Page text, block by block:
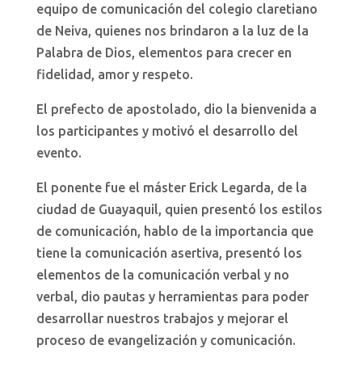
equipo de comunicación del colegio claretiano
de Neiva, quienes nos brindaron a la luz de la
Palabra de Dios, elementos para crecer en
fidelidad, amor y respeto.
El prefecto de apostolado, dio la bienvenida a
los participantes y motivó el desarrollo del
evento.
El ponente fue el máster Erick Legarda, de la
ciudad de Guayaquil, quien presentó los estilos
de comunicación, hablo de la importancia que
tiene la comunicación asertiva, presentó los
elementos de la comunicación verbal y no
verbal, dio pautas y herramientas para poder
desarrollar nuestros trabajos y mejorar el
proceso de evangelización y comunicación.